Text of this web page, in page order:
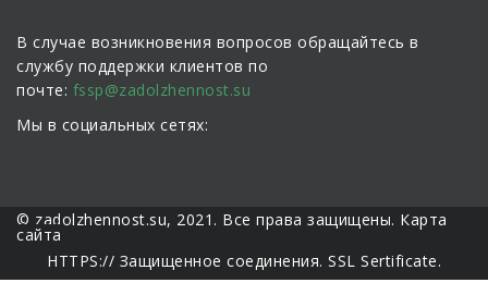
В случае возникновения вопросов обращайтесь в
службу поддержки клиентов по
почте: fssp@zadolzhennost.su
Мы в социальных сетях:
© zadolzhennost.su, 2021. Все права защищены. Карта
сайта
HTTPS:// Защищенное соединения. SSL Sertificate.